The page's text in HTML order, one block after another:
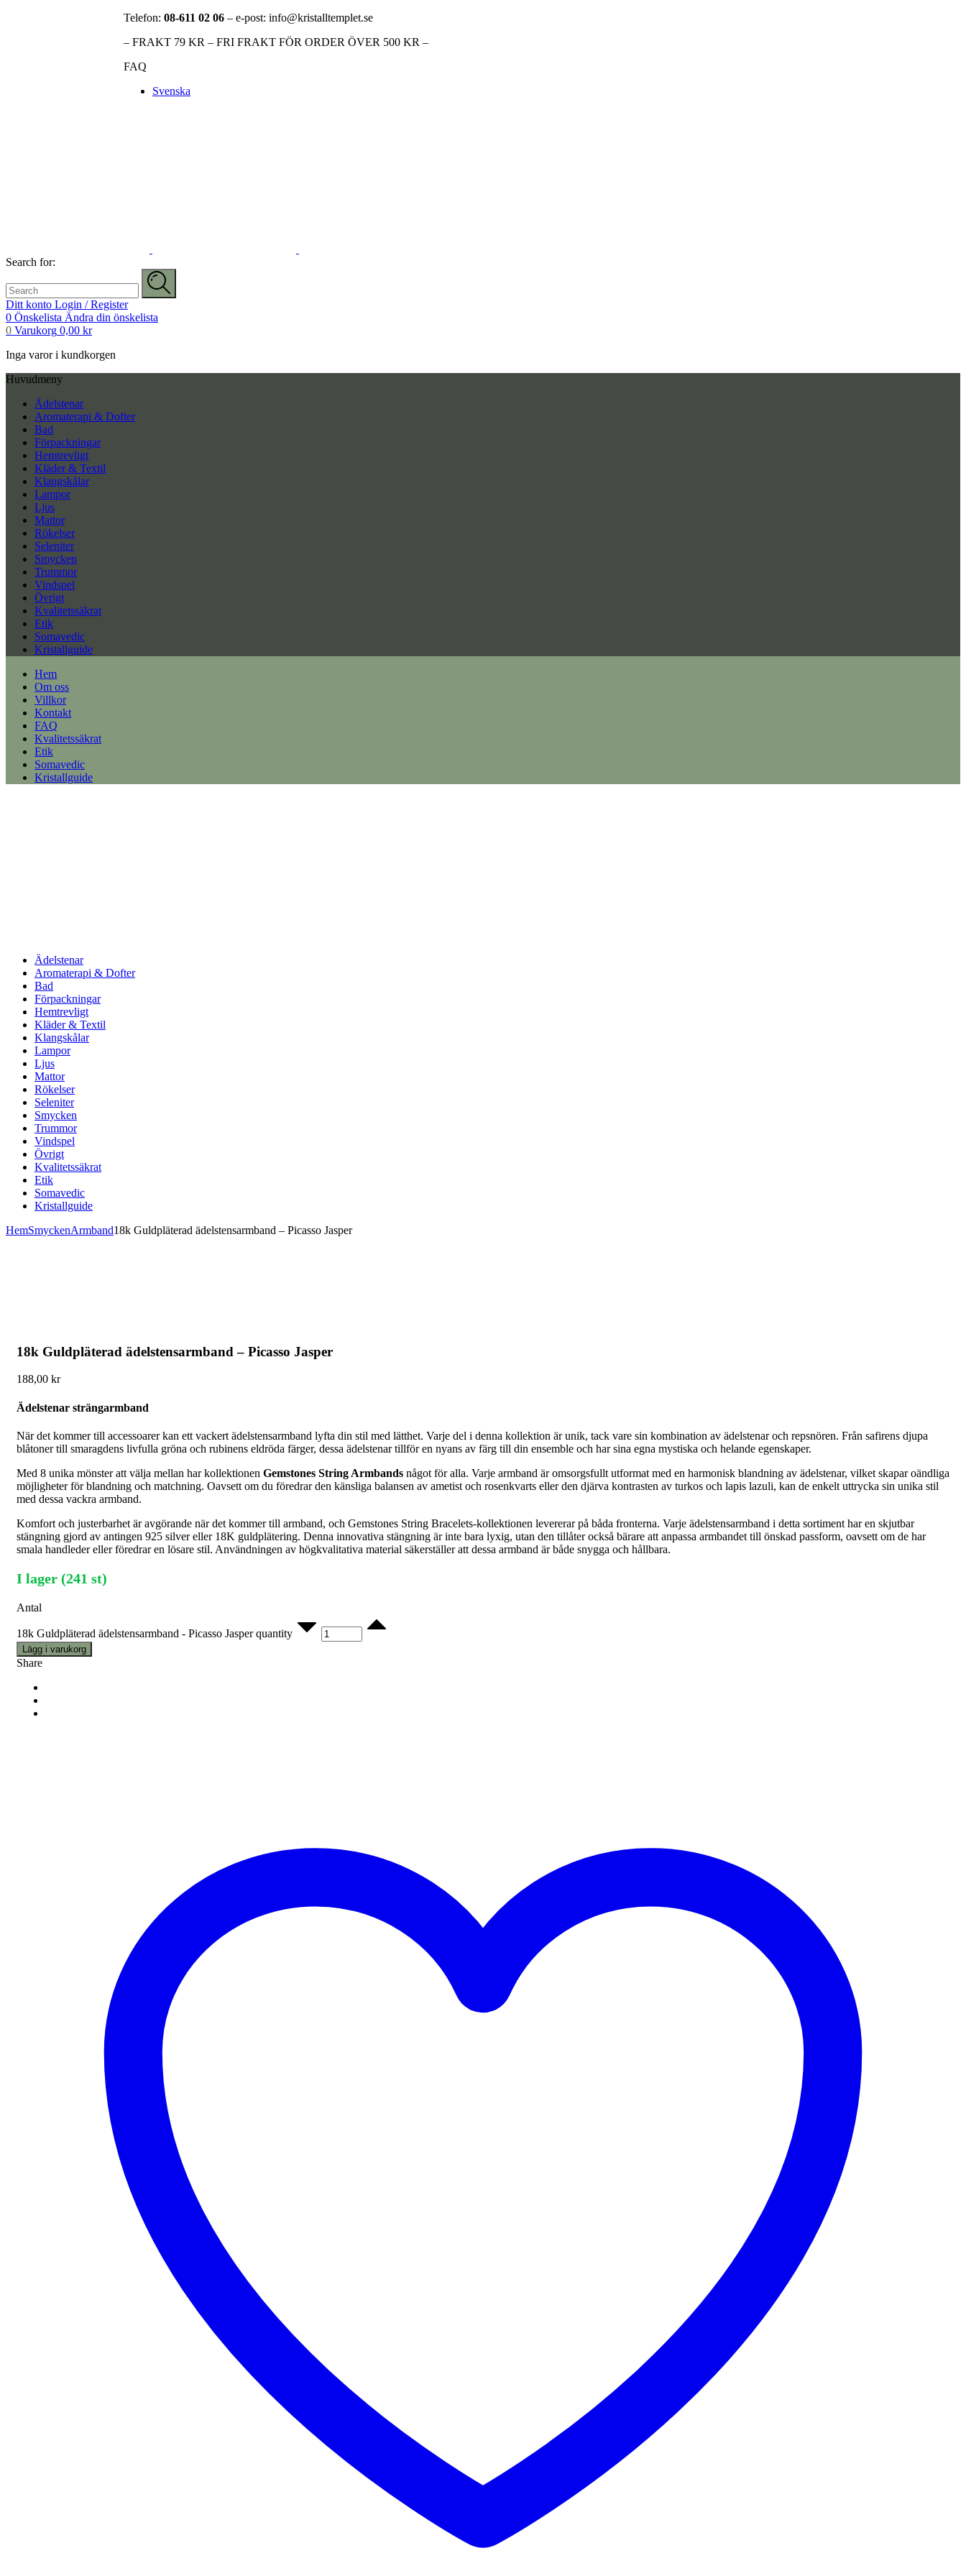
Telefon: 08-611 02 06 – e-post: info@kristalltemplet.se
– FRAKT 79 KR – FRI FRAKT FÖR ORDER ÖVER 500 KR –
FAQ
Svenska
Search for:
Ditt konto Login / Register
0 Önskelista Ändra din önskelista
0 Varukorg 0,00 kr
Inga varor i kundkorgen
Huvudmeny
Ädelstenar
Aromaterapi & Dofter
Bad
Förpackningar
Hemtrevligt
Kläder & Textil
Klangskålar
Lampor
Ljus
Mattor
Rökelser
Seleniter
Smycken
Trummor
Vindspel
Övrigt
Kvalitetssäkrat
Etik
Somavedic
Kristallguide
Hem
Om oss
Villkor
Kontakt
FAQ
Kvalitetssäkrat
Etik
Somavedic
Kristallguide
Ädelstenar
Aromaterapi & Dofter
Bad
Förpackningar
Hemtrevligt
Kläder & Textil
Klangskålar
Lampor
Ljus
Mattor
Rökelser
Seleniter
Smycken
Trummor
Vindspel
Övrigt
Kvalitetssäkrat
Etik
Somavedic
Kristallguide
HemSmyckenArmband18k Guldpläterad ädelstensarmband – Picasso Jasper
18k Guldpläterad ädelstensarmband – Picasso Jasper
188,00 kr
Ädelstenar strängarmband
När det kommer till accessoarer kan ett vackert ädelstensarmband lyfta din stil med lätthet. Varje del i denna kollektion är unik, tack vare sin kombination av ädelstenar och repsnören. Från safirens djupa
blåtoner till smaragdens livfulla gröna och rubinens eldröda färger, dessa ädelstenar tillför en nyans av färg till din ensemble och har sina egna mystiska och helande egenskaper.
Med 8 unika mönster att välja mellan har kollektionen Gemstones String Armbands något för alla. Varje armband är omsorgsfullt utformat med en harmonisk blandning av ädelstenar, vilket skapar oändliga
möjligheter för blandning och matchning. Oavsett om du föredrar den känsliga balansen av ametist och rosenkvarts eller den djärva kontrasten av turkos och lapis lazuli, kan de enkelt uttrycka sin unika stil
med dessa vackra armband.
Komfort och justerbarhet är avgörande när det kommer till armband, och Gemstones String Bracelets-kollektionen levererar på båda fronterna. Varje ädelstensarmband i detta sortiment har en skjutbar
stängning gjord av antingen 925 silver eller 18K guldplätering. Denna innovativa stängning är inte bara lyxig, utan den tillåter också bärare att anpassa armbandet till önskad passform, oavsett om de har
smala handleder eller föredrar en lösare stil. Användningen av högkvalitativa material säkerställer att dessa armband är både snygga och hållbara.
I lager (241 st)
Antal
18k Guldpläterad ädelstensarmband - Picasso Jasper quantity
Lägg i varukorg
Share